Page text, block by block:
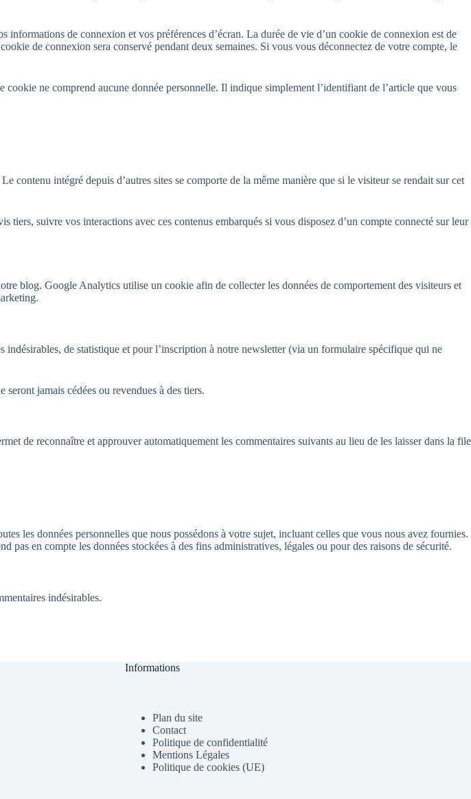
de connexion et vos préférences d’écran. La durée de vie d’un cookie de connexion est de
de connexion sera conservé pendant deux semaines. Si vous vous déconnectez de votre compte, le
ne comprend aucune donnée personnelle. Il indique simplement l’identifiant de l’article que vous
intégré depuis d’autres sites se comporte de la même manière que si le visiteur se rendait sur cet
suivre vos interactions avec ces contenus embarqués si vous disposez d’un compte connecté sur leur
blog. Google Analytics utilise un cookie afin de collecter les données de comportement des visiteurs et
indésirables, de statistique et pour l’inscription à notre newsletter (via un formulaire spécifique qui ne
jamais cédées ou revendues à des tiers.
de reconnaître et approuver automatiquement les commentaires suivants au lieu de les laisser dans la file
les données personnelles que nous possédons à votre sujet, incluant celles que vous nous avez fournies.
en compte les données stockées à des fins administratives, légales ou pour des raisons de sécurité.
indésirables.
Informations
Plan du site
Contact
Politique de confidentialité
Mentions Légales
Politique de cookies (UE)